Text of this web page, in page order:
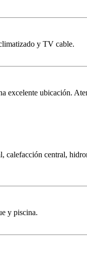
y TV cable.
excelente ubicación.
central,
y piscina.